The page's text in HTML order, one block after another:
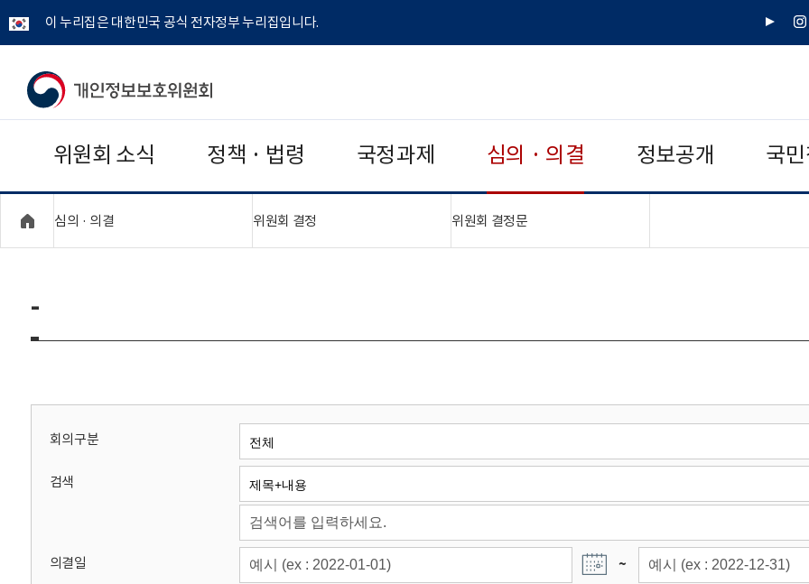
이 누리집은 대한민국 공식 전자정부 누리집입니다.
유
인
개
보
보
위
회
위원회 소식 정책 · 법령 국정과제 심의 · 의결 정보공개 국
심의 · 의결 위원회 결정 위원회 결정문"접기,펼치기"
-
회의구분
검색
의결일 ~